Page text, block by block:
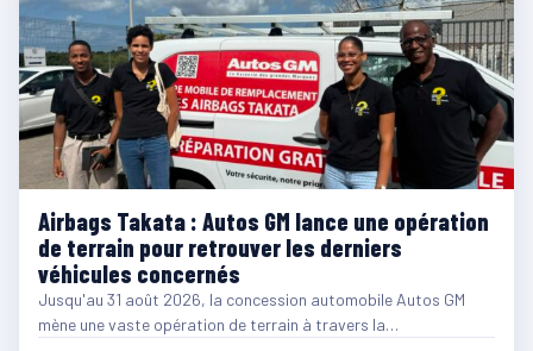
Airbags Takata : Autos GM lance une opération
de terrain pour retrouver les derniers
véhicules concernés
Jusqu'au 31 août 2026, la concession automobile Autos GM
mène une vaste opération de terrain à travers la…